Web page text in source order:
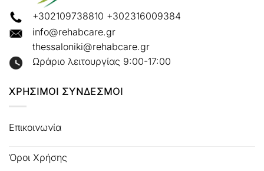
+302109738810 +302316009384
info@rehabcare.gr
thessaloniki@rehabcare.gr
Ωράριο λειτουργίας 9:00-17:00
ΧΡΗΣΙΜΟΙ ΣΥΝΔΕΣΜΟΙ
Επικοινωνία
Όροι Χρήσης